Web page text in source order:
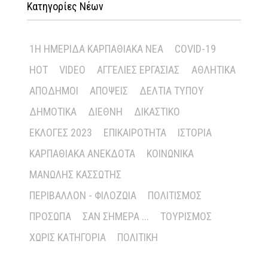
Κατηγορίες Νέων
1Η ΗΜΕΡΊΔΑ ΚΑΡΠΑΘΙΑΚΆ ΝΈΑ
COVID-19
HOT
VIDEO ΑΓΓΕΛΊΕΣ ΕΡΓΑΣΊΑΣ
ΑΘΛΗΤΙΚΆ
ΑΠΌΔΗΜΟΙ
ΑΠΌΨΕΙΣ
ΔΕΛΤΊΑ ΤΎΠΟΥ
ΔΗΜΟΤΙΚΆ
ΔΙΕΘΝΉ
ΔΙΚΑΣΤΙΚΌ
ΕΚΛΟΓΈΣ 2023
ΕΠΙΚΑΙΡΌΤΗΤΑ
ΙΣΤΟΡΊΑ
ΚΑΡΠΑΘΙΑΚΆ ΑΝΈΚΔΟΤΑ
ΚΟΙΝΩΝΙΚΆ
ΜΑΝΏΛΗΣ ΚΑΣΣΏΤΗΣ
ΠΕΡΙΒΆΛΛΟΝ - ΦΙΛΟΖΩΊΑ
ΠΟΛΙΤΙΣΜΌΣ
ΠΡΌΣΩΠΑ
ΣΑΝ ΣΉΜΕΡΑ ...
ΤΟΥΡΙΣΜΌΣ
ΧΩΡΊΣ ΚΑΤΗΓΟΡΊΑ
ΠΟΛΙΤΙΚΉ